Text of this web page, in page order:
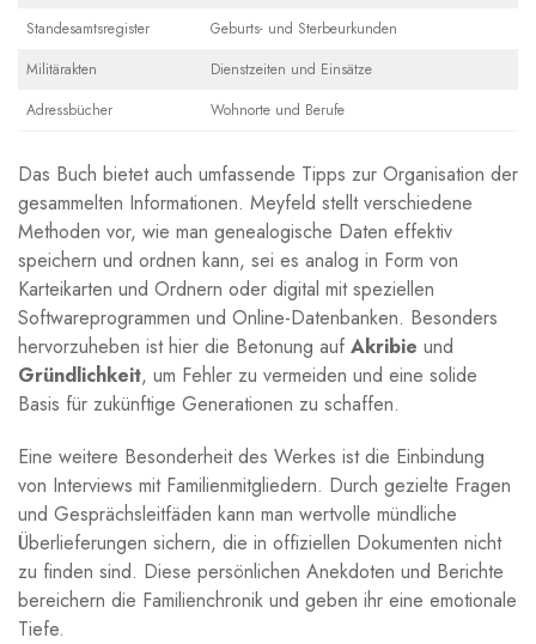
Standesamtsregister
Geburts- und Sterbeurkunden
Militärakten
Dienstzeiten und Einsätze
Adressbücher
Wohnorte und Berufe
Das Buch bietet auch umfassende Tipps zur Organisation der
gesammelten Informationen. ⁣Meyfeld stellt verschiedene
Methoden‍ vor, wie man genealogische Daten effektiv
speichern und ordnen kann, sei es ‌analog in Form von
Karteikarten​ und Ordnern oder digital mit speziellen
‍Softwareprogrammen und⁤ Online-Datenbanken. ‍Besonders‌
hervorzuheben ist hier die Betonung auf Akribie ⁣und
Gründlichkeit, um Fehler zu vermeiden und ⁣eine solide
‍Basis für zukünftige ‍Generationen zu schaffen.
Eine weitere Besonderheit des‌ Werkes ist die Einbindung
von Interviews mit Familienmitgliedern.‍ Durch gezielte Fragen‍
und Gesprächsleitfäden kann man wertvolle‌ mündliche
Überlieferungen sichern, die in offiziellen Dokumenten nicht
zu ‍finden sind. Diese persönlichen ‌Anekdoten und⁣ Berichte
bereichern die ‍Familienchronik‌ und‍ geben ihr eine emotionale
Tiefe.